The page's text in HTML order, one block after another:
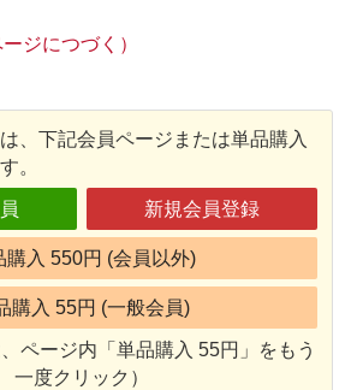
ジにつづく）
、下記会員ページまたは単品購入
。
新規会員登録
購入 550円 (会員以外)
購入 55円 (一般会員)
ページ内「単品購入 55円」をもう
一度クリック）